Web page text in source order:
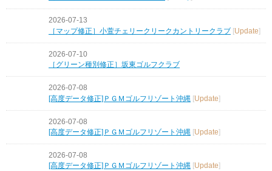
2026-07-13
［マップ修正］小萱チェリークリークカントリークラブ [Update]
2026-07-10
［グリーン種別修正］坂東ゴルフクラブ
2026-07-08
[高度データ修正]ＰＧＭゴルフリゾート沖縄 [Update]
2026-07-08
[高度データ修正]ＰＧＭゴルフリゾート沖縄 [Update]
2026-07-08
[高度データ修正]ＰＧＭゴルフリゾート沖縄 Update